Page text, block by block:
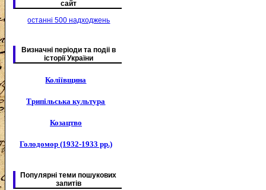
сайт
останні 500 надходжень
Визначні періоди та подіі в
історії України
Коліївщина
Трипільська культура
Козацтво
Голодомор (1932-1933 рр.)
Популярні теми пошукових
запитів